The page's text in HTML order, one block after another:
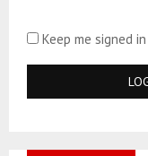
Keep me signed